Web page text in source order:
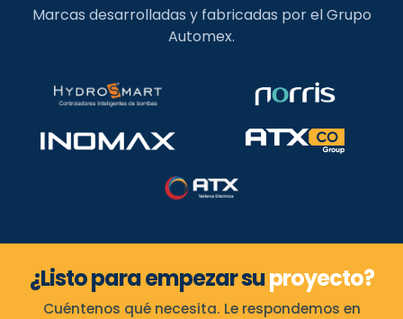
Marcas desarrolladas y fabricadas por el Grupo
Automex.
¿Listo para empezar suproyecto?
Cuéntenos qué necesita. Le respondemos en